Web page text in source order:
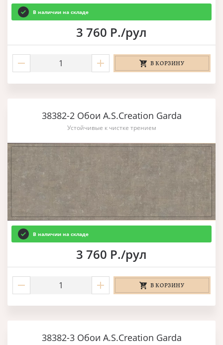
В наличии на складе
3 760 Р./рул
В КОРЗИНУ
38382-2 Обои A.S.Creation Garda
Устойчивые к чистке трением
В наличии на складе
3 760 Р./рул
В КОРЗИНУ
38382-3 Обои A.S.Creation Garda